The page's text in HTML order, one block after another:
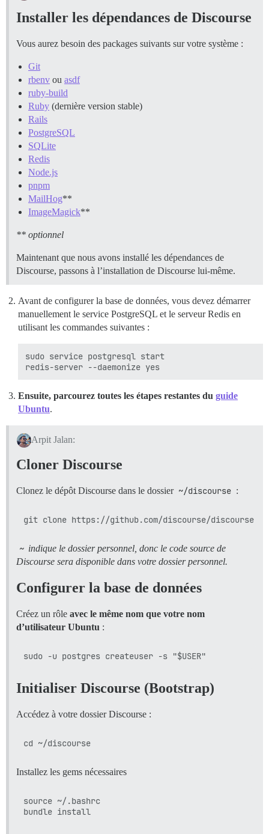
Installer les dépendances de Discourse
Vous aurez besoin des packages suivants sur votre système :
Git
rbenv ou asdf
ruby-build
Ruby (dernière version stable)
Rails
PostgreSQL
SQLite
Redis
Node.js
pnpm
MailHog**
ImageMagick**
** optionnel
Maintenant que nous avons installé les dépendances de
Discourse, passons à l’installation de Discourse lui-même.
Avant de configurer la base de données, vous devez démarrer
manuellement le service PostgreSQL et le serveur Redis en
utilisant les commandes suivantes :
sudo service postgresql start
Ensuite, parcourez toutes les étapes restantes du guide
Ubuntu.
Arpit Jalan:
Cloner Discourse
Clonez le dépôt Discourse dans le dossier ~/discourse :
~ indique le dossier personnel, donc le code source de
Discourse sera disponible dans votre dossier personnel.
Configurer la base de données
Créez un rôle avec le même nom que votre nom
d’utilisateur Ubuntu :
Initialiser Discourse (Bootstrap)
Accédez à votre dossier Discourse :
Installez les gems nécessaires
source ~/.bashrc